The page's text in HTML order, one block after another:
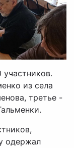
из села
третье -
одержал